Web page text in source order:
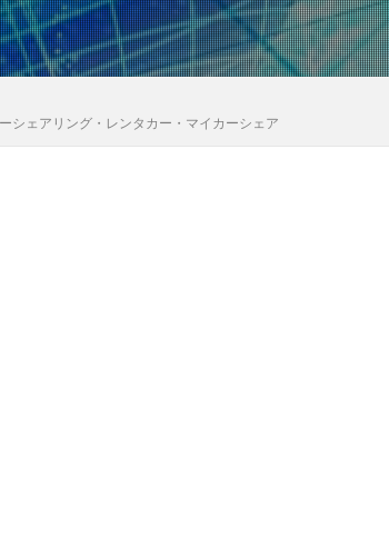
シェアリング・レンタカー・マイカーシェア